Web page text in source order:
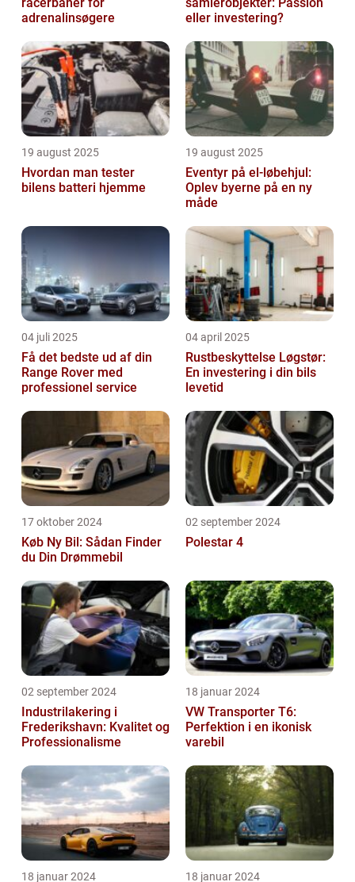
adrenalinsøgere
eller investering?
19 august 2025
Hvordan man tester
bilens batteri hjemme
19 august 2025
Eventyr på el-løbehjul:
Oplev byerne på en ny
måde
04 juli 2025
Få det bedste ud af din
Range Rover med
professionel service
04 april 2025
Rustbeskyttelse Løgstør:
En investering i din bils
levetid
17 oktober 2024
Køb Ny Bil: Sådan Finder
du Din Drømmebil
02 september 2024
Polestar 4
02 september 2024
Industrilakering i
Frederikshavn: Kvalitet og
Professionalisme
18 januar 2024
VW Transporter T6:
Perfektion i en ikonisk
varebil
18 januar 2024 18 januar 2024